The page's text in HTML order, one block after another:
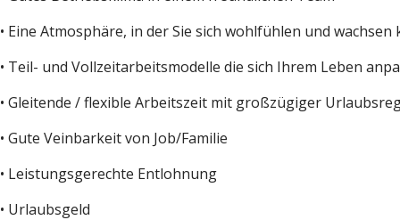
• Eine Atmosphäre, in der Sie sich wohlfühlen und wachsen
• Teil- und Vollzeitarbeitsmodelle die sich Ihrem Leben
• Gleitende / flexible Arbeitszeit mit großzügiger
• Gute Veinbarkeit von Job/Familie
• Leistungsgerechte Entlohnung
• Urlaubsgeld